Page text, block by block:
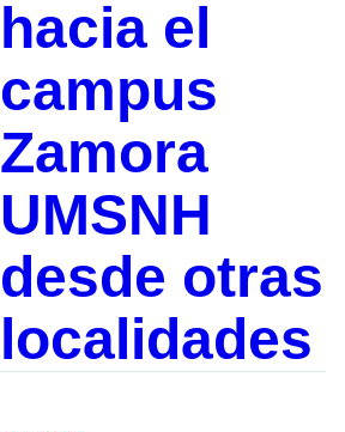
hacia el
campus
Zamora
UMSNH
desde otras
localidades